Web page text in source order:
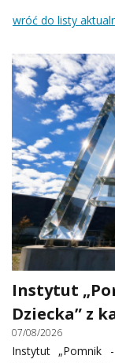
wróć do listy
Instytut
Dziecka” z
07/08/2026
Instytut „Pomnik